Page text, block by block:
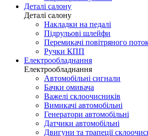
Деталі салону
Деталі салону
Накладки на педалі
Підрульові шлейфи
Перемикачі повітряного
Ручки КПП
Електрообладнання
Електрообладнання
Автомобільні сигнали
Бачки омивача
Важелі склоочисників
Вимикачі автомобільні
Генератори автомобільні
Датчики автомобільні
Двигуни та трапеції